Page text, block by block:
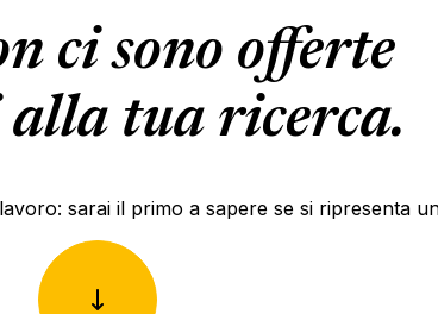
ci sono offerte
tua ricerca.
sarai il primo a sapere se si ripresenta